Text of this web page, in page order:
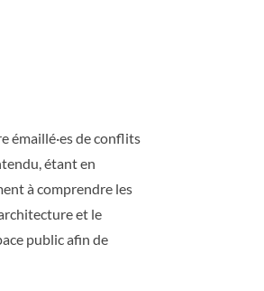
émaillé·es de conflits
étant en
à comprendre les
et le
public afin de